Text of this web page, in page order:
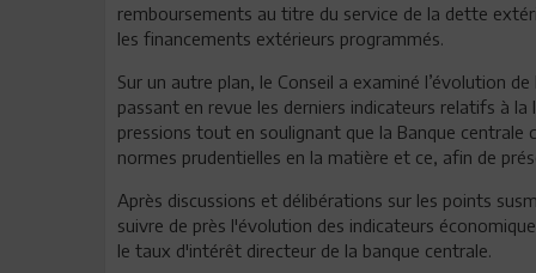
remboursements au titre du service de la dette
les financements extérieurs programmés.
Sur un autre plan, le Conseil a examiné l’évolution
passant en revue les derniers indicateurs relatifs à
pressions tout en soulignant que la Banque
normes prudentielles en la matière et ce, afin de
Après discussions et délibérations sur les points
suivre de près l'évolution des indicateurs
le taux d'intérêt directeur de la banque centrale.